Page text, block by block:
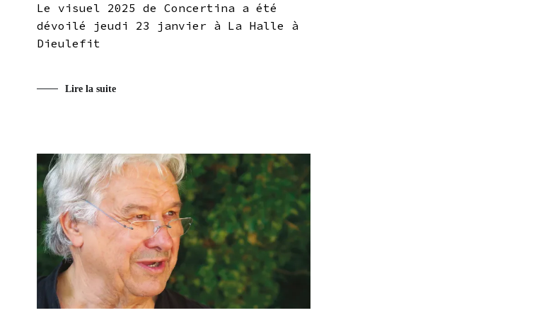
Le visuel 2025 de Concertina a été
dévoilé jeudi 23 janvier à La Halle à
Dieulefit
Lire la suite